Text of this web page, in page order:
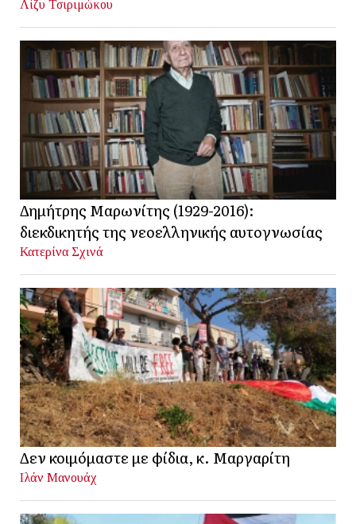
Λίζυ Τσιριμώκου
Δημήτρης Μαρωνίτης (1929-2016):
διεκδικητής της νεοελληνικής αυτογνωσίας
Κατερίνα Σχινά
Δεν κοιμόμαστε με φίδια, κ. Μαργαρίτη
Ιλάν Μανουάχ